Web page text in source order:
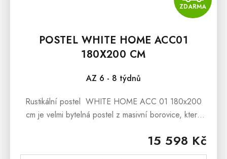
ZDARMA
POSTEL WHITE HOME ACC01
180X200 CM
AZ 6 - 8 týdnů
15 598 Kč
Rustikální postel WHITE HOME ACC 01 180x200
cm je velmi bytelná postel z masivní borovice, která
dětského i studentského...